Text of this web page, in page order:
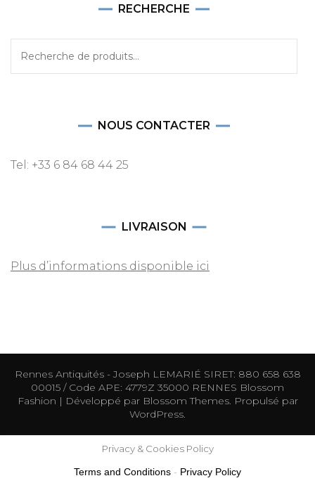
RECHERCHE
NOUS CONTACTER
Tel: +33 6 84 68 44 25
LIVRAISON
Plus d’informations disponible ici
Rennes Antiquités - Joseph LEMARIÉ SIRET: 880 658 638
00015 / Code APE: 4779Z 35000 RENNES Blossom
Fashion | Développé parBlossom Themes. Propulsé par
WordPress.
Privacy & Cookies Policy
Terms and Conditions - Privacy Policy